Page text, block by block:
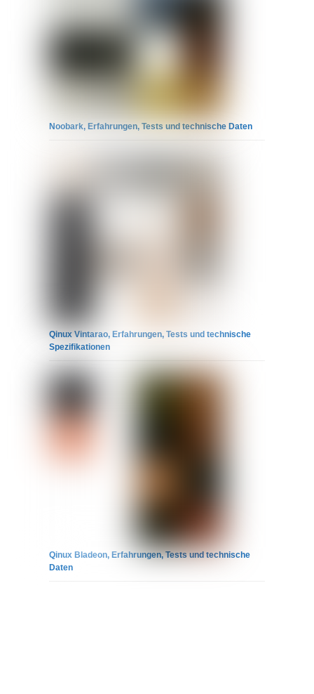
Noobark, Erfahrungen, Tests und technische Daten
Qinux Vintarao, Erfahrungen, Tests und technische
Spezifikationen
Qinux Bladeon, Erfahrungen, Tests und technische
Daten